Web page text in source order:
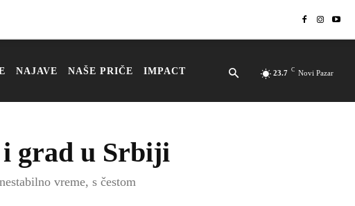
NAJAVE NAŠE PRIČE IMPACT 23.7 C Novi Pazar
grad u Srbiji
vreme, s čestom